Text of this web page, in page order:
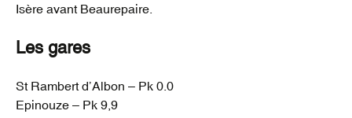
Isère avant Beaurepaire.
Les gares
St Rambert d’Albon – Pk 0.0
Epinouze – Pk 9,9